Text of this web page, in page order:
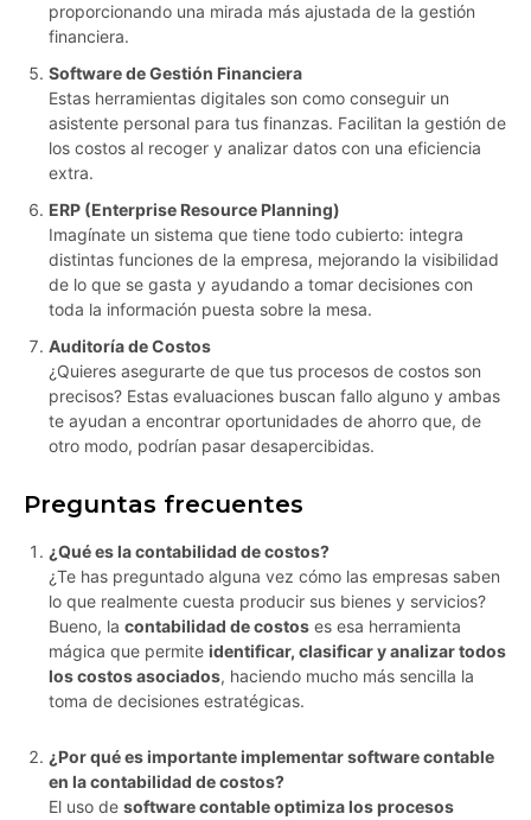
proporcionando una mirada más ajustada de la gestión
financiera.
Software de Gestión Financiera
Estas herramientas digitales son como conseguir un
asistente personal para tus finanzas. Facilitan la gestión de
los costos al recoger y analizar datos con una eficiencia
extra.
ERP (Enterprise Resource Planning)
Imagínate un sistema que tiene todo cubierto: integra
distintas funciones de la empresa, mejorando la visibilidad
de lo que se gasta y ayudando a tomar decisiones con
toda la información puesta sobre la mesa.
Auditoría de Costos
¿Quieres asegurarte de que tus procesos de costos son
precisos? Estas evaluaciones buscan fallo alguno y ambas
te ayudan a encontrar oportunidades de ahorro que, de
otro modo, podrían pasar desapercibidas.
Preguntas frecuentes
¿Qué es la contabilidad de costos?
¿Te has preguntado alguna vez cómo las empresas saben
lo que realmente cuesta producir sus bienes y servicios?
Bueno, la contabilidad de costos es esa herramienta
mágica que permite identificar, clasificar y analizar todos
los costos asociados, haciendo mucho más sencilla la
toma de decisiones estratégicas.
¿Por qué es importante implementar software contable
en la contabilidad de costos?
El uso de software contable optimiza los procesos